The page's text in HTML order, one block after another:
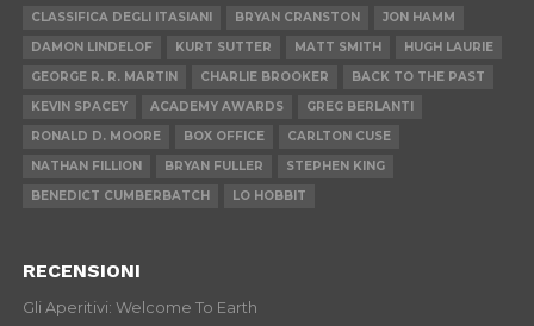
CLASSIFICA DEGLI ITASIANI
BRYAN CRANSTON
JON HAMM
DAMON LINDELOF
KURT SUTTER MATT SMITH
HUGH LAURIE
GEORGE R. R. MARTIN
CHARLIE BROOKER
BACK TO THE PAST
KEVIN SPACEY
ACADEMY AWARDS
GREG BERLANTI
RONALD D. MOORE
BOX OFFICE
CARLTON CUSE
NATHAN FILLION
BRYAN FULLER
STEPHEN KING
BENEDICT CUMBERBATCH
LO HOBBIT
RECENSIONI
Gli Aperitivi: Welcome To Earth